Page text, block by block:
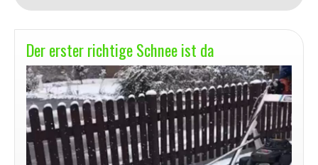
Der erster richtige Schnee ist da